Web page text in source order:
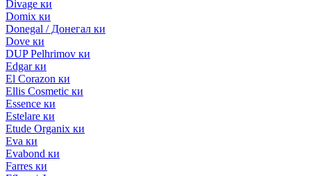
Divage ки
Domix ки
Donegal / Донегал ки
Dove ки
DUP Pelhrimov ки
Edgar ки
El Corazon ки
Ellis Cosmetic ки
Essence ки
Estelare ки
Etude Organix ки
Eva ки
Evabond ки
Farres ки